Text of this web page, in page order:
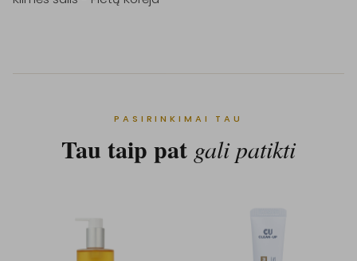
PASIRINKIMAI TAU
Tau taip pat gali patikti